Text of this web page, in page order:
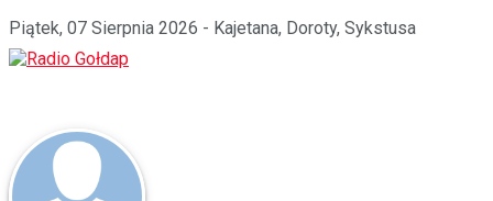
Piątek, 07 Sierpnia 2026 - Kajetana, Doroty, Sykstusa